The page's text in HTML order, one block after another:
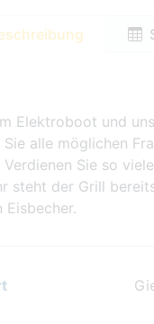
Elektroboot und
Sie alle möglichen
Verdienen Sie so
steht der Grill
Eisbecher.